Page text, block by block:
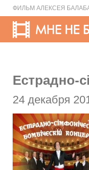
ФИЛЬМ АЛЕКСЕЯ
Естрадно-
24 декабря